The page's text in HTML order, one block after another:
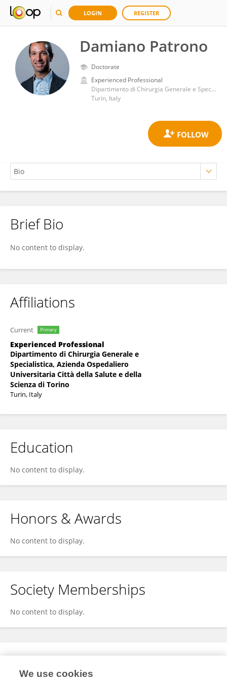
LOGIN REGISTER
Damiano Patrono
Doctorate
Experienced Professional
Dipartimento di Chirurgia Generale e Specialistica, Azienda Ospedaliero Universitaria Città della Salute e della Scienza di Torino
Turin, Italy
Damiano Patrono
Brief Bio
No content to display.
Affiliations
Current Primary
Experienced Professional
Dipartimento di Chirurgia Generale e
Specialistica, Azienda Ospedaliero
Universitaria Città della Salute e della
Scienza di Torino
Turin, Italy
Education
No content to display.
Honors & Awards
No content to display.
Society Memberships
No content to display.
Expertise
We use cookies